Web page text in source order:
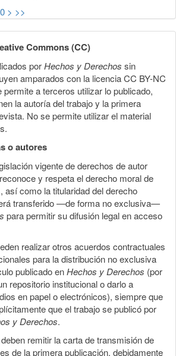
> >>
Commons (CC)
porHechos y Derechos sin
amparados con la licencia CC BY-NC
permite a terceros utilizar lo publicado,
la autoría del trabajo y la primera
No se permite utilizar el material
o autores
vigente de derechos de autor
reconoce y respeta el derecho moral de
así como la titularidad del derecho
transferido —de forma no exclusiva—
para permitir su difusión legal en acceso
realizar otros acuerdos contractuales
para la distribución no exclusiva
publicado enHechos y Derechos (por
repositorio institucional o darlo a
en papel o electrónicos), siempre que
que el trabajo se publicó por
y Derechos.
remitir la carta de transmisión de
de la primera publicación, debidamente